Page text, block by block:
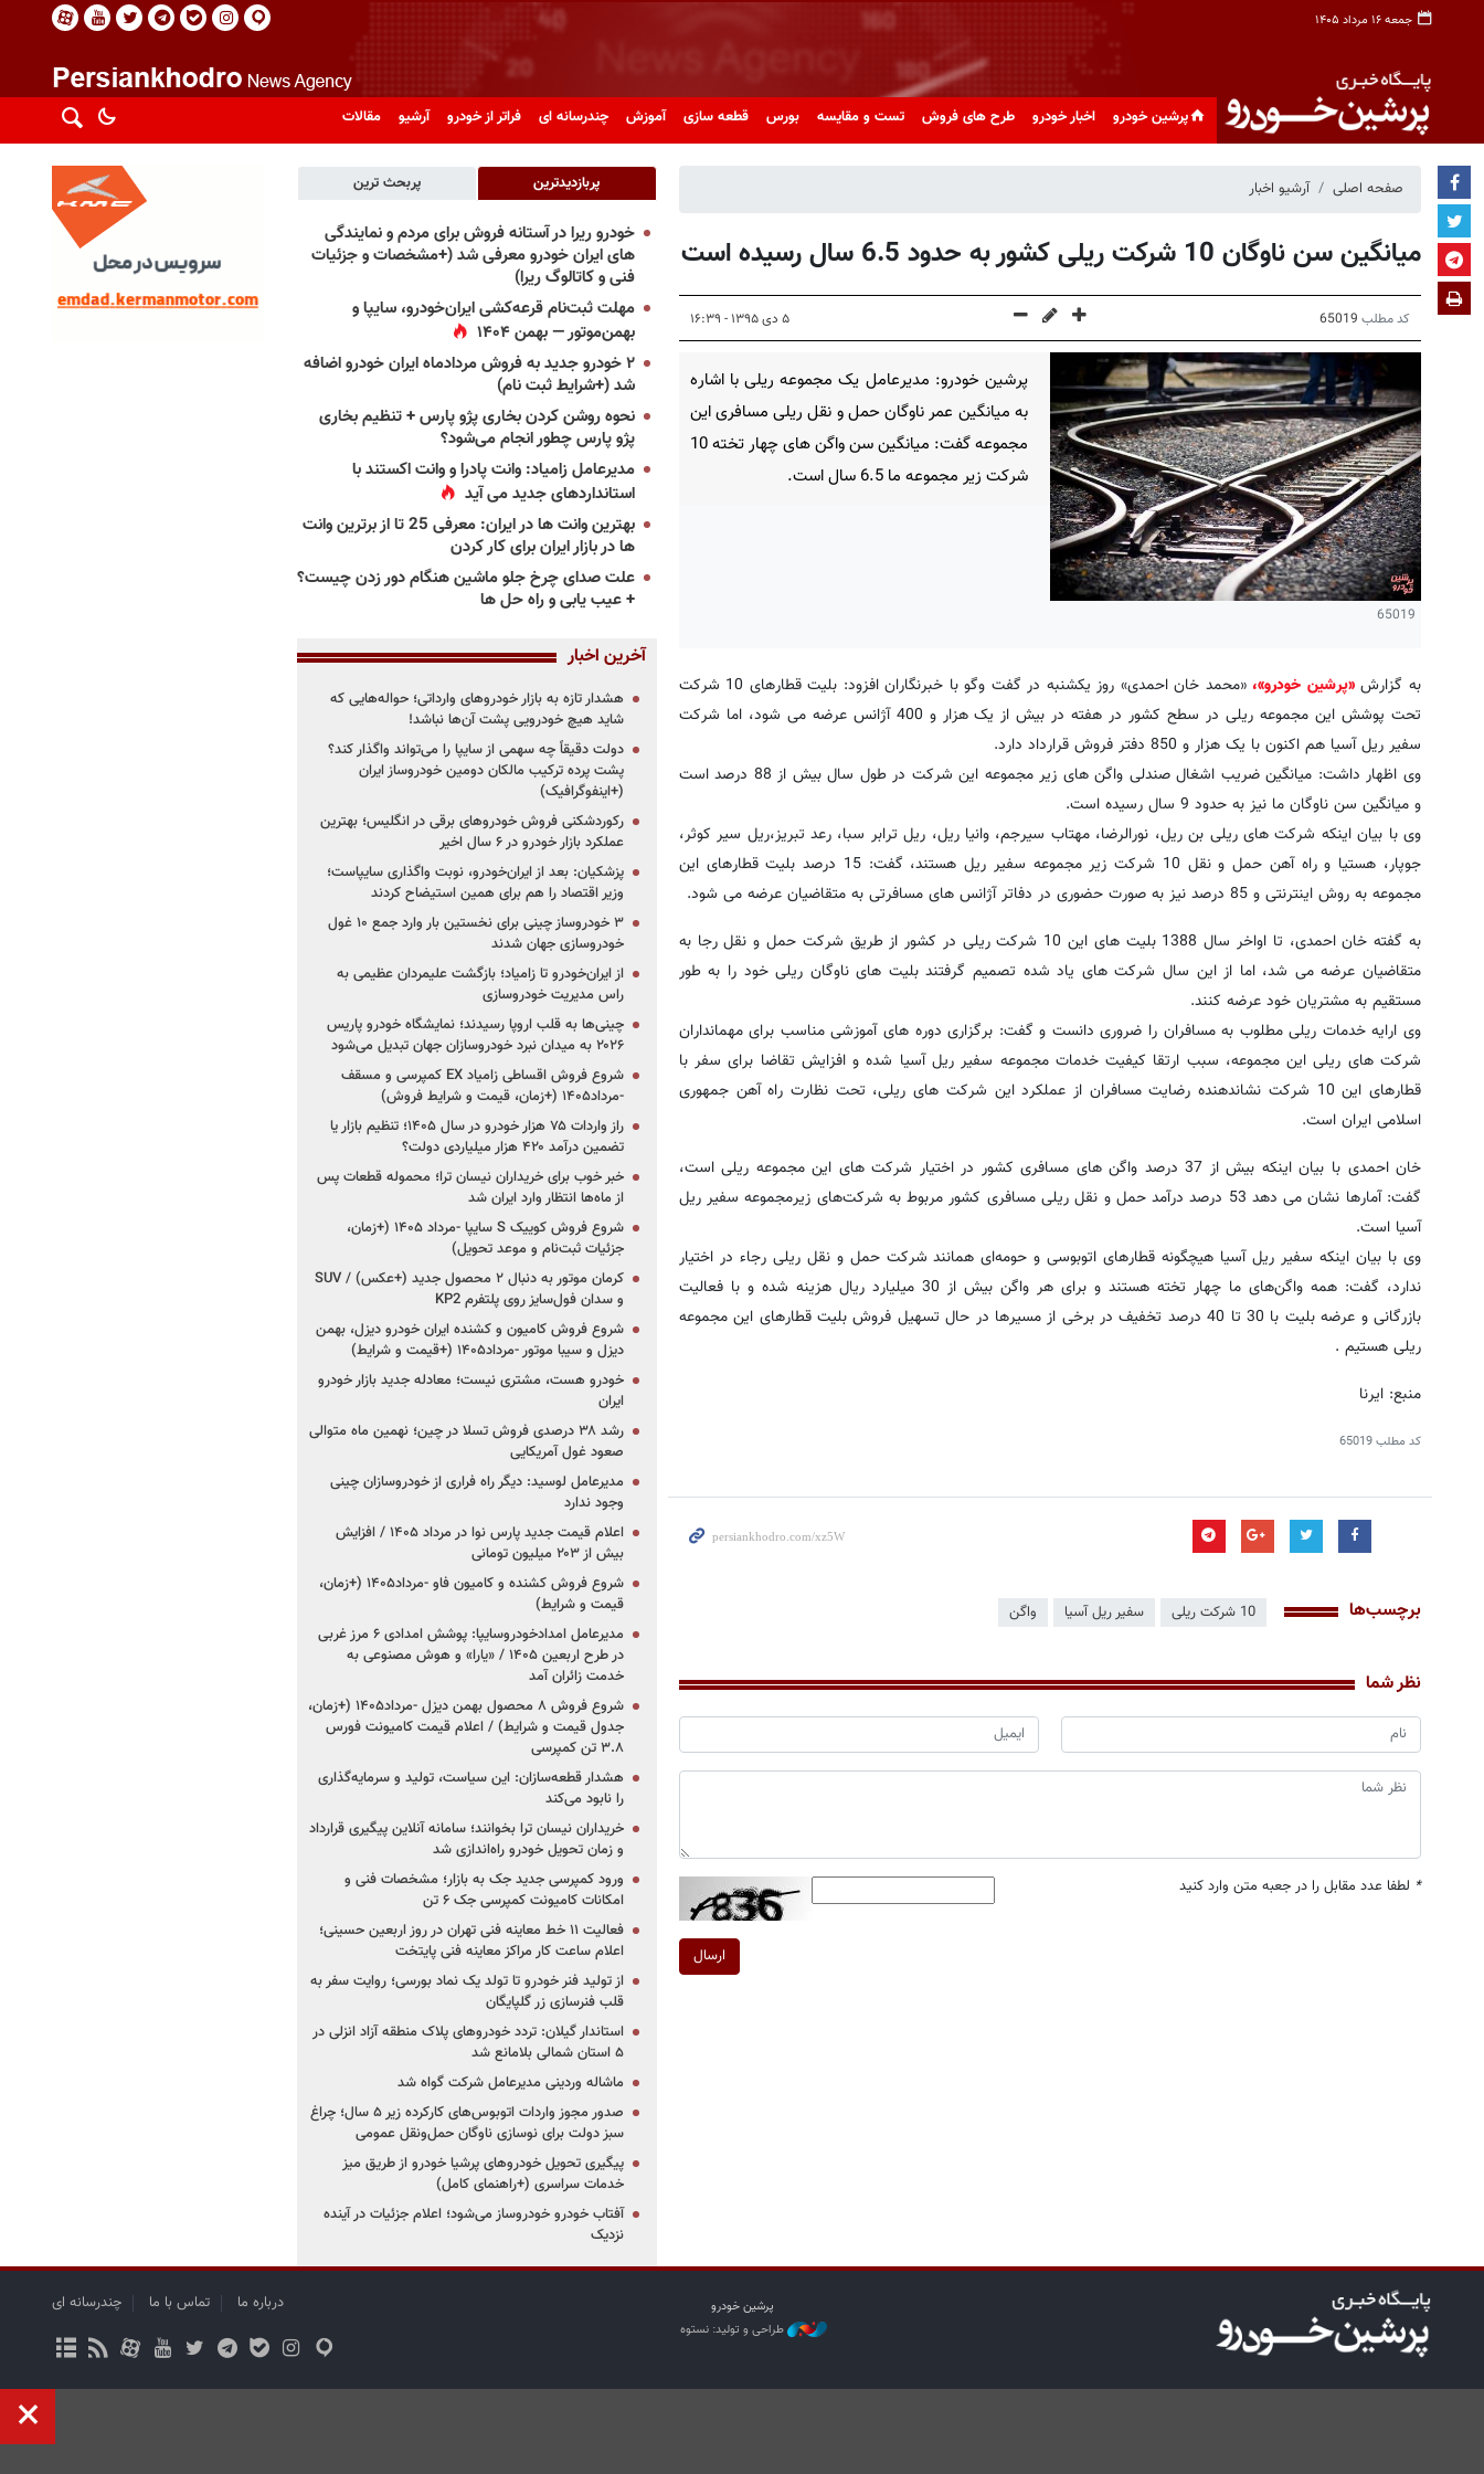
جمعه ۱۶ مرداد ۱۴۰۵
پرشین خودرو اخبار خودرو طرح های فروش تست و مقایسه بورس قطعه سازی آموزش چندرسانه ای فراتر از خودرو آرشیو مقالات
صفحه اصلی آرشیو اخبار
میانگین سن ناوگان 10 شرکت ریلی کشور به حدود 6.5 سال رسیده است
کد مطلب 65019 ۵ دی ۱۳۹۵ - ۱۶:۳۹
65019
پرشین خودرو: مدیرعامل یک مجموعه ریلی با اشاره
به میانگین عمر ناوگان حمل و نقل ریلی مسافری این
مجموعه گفت: میانگین سن واگن های چهار تخته 10
شرکت زیر مجموعه ما 6.5 سال است.
به گزارش«پرشین خودرو»،
«محمد خان احمدی» روز یکشنبه در گفت وگو با خبرنگاران افزود: بلیت قطارهای 10 شرکت
تحت پوشش این مجموعه ریلی در سطح کشور در هفته در بیش از یک هزار و 400 آژانس عرضه می شود، اما شرکت
سفیر ریل آسیا هم اکنون با یک هزار و 850 دفتر فروش قرارداد دارد.
وی اظهار داشت: میانگین ضریب اشغال صندلی واگن های زیر مجموعه این شرکت در طول سال بیش از 88 درصد است
و میانگین سن ناوگان ما نیز به حدود 9 سال رسیده است.
وی با بیان اینکه شرکت های ریلی بن ریل، نورالرضا، مهتاب سیرجم، وانیا ریل، ریل ترابر سبا، رعد تبریز،ریل سیر کوثر،
جوپار، هستیا و راه آهن حمل و نقل 10 شرکت زیر مجموعه سفیر ریل هستند، گفت: 15 درصد بلیت قطارهای این
مجموعه به روش اینترنتی و 85 درصد نیز به صورت حضوری در دفاتر آژانس های مسافرتی به متقاضیان عرضه می شود.
به گفته خان احمدی، تا اواخر سال 1388 بلیت های این 10 شرکت ریلی در کشور از طریق شرکت حمل و نقل رجا به
متقاضیان عرضه می شد، اما از این سال شرکت های یاد شده تصمیم گرفتند بلیت های ناوگان ریلی خود را به طور
مستقیم به مشتریان خود عرضه کنند.
وی ارایه خدمات ریلی مطلوب به مسافران را ضروری دانست و گفت: برگزاری دوره های آموزشی مناسب برای مهمانداران
شرکت های ریلی این مجموعه، سبب ارتقا کیفیت خدمات مجموعه سفیر ریل آسیا شده و افزایش تقاضا برای سفر با
قطارهای این 10 شرکت نشاندهنده رضایت مسافران از عملکرد این شرکت های ریلی، تحت نظارت راه آهن جمهوری
اسلامی ایران است.
خان احمدی با بیان اینکه بیش از 37 درصد واگن های مسافری کشور در اختیار شرکت های این مجموعه ریلی است،
گفت: آمارها نشان می دهد 53 درصد درآمد حمل و نقل ریلی مسافری کشور مربوط به شرکت‌های زیرمجموعه سفیر ریل
آسیا است.
وی با بیان اینکه سفیر ریل آسیا هیچگونه قطارهای اتوبوسی و حومه‌ای همانند شرکت حمل و نقل ریلی رجاء در اختیار
ندارد، گفت: همه واگن‌های ما چهار تخته هستند و برای هر واگن بیش از 30 میلیارد ریال هزینه شده و با فعالیت
بازرگانی و عرضه بلیت با 30 تا 40 درصد تخفیف در برخی از مسیرها در حال تسهیل فروش بلیت قطارهای این مجموعه
ریلی هستیم .
منبع: ایرنا
کد مطلب65019
برچسب‌ها 10 شرکت ریلی سفیر ریل آسیا واگن
نظر شما
* لطفا عدد مقابل را در جعبه متن وارد کنید
ارسال
پربازدیدترین پربحث ترین
خودرو ریرا در آستانه فروش برای مردم و نمایندگی
های ایران خودرو معرفی شد (+مشخصات و جزئیات
فنی و کاتالوگ ریرا)
مهلت ثبت‌نام قرعه‌کشی ایران‌خودرو، سایپا و
بهمن‌موتور — بهمن ۱۴۰۴
۲ خودرو جدید به فروش مردادماه ایران خودرو اضافه
شد (+شرایط ثبت نام)
نحوه روشن کردن بخاری پژو پارس + تنظیم بخاری
پژو پارس چطور انجام می‌شود؟
مدیرعامل زامیاد: وانت پادرا و وانت اکستند با
استانداردهای جدید می آید
بهترین وانت ها در ایران: معرفی 25 تا از برترین وانت
ها در بازار ایران برای کار کردن
علت صدای چرخ جلو ماشین هنگام دور زدن چیست؟
+ عیب یابی و راه حل ها
آخرین اخبار
هشدار تازه به بازار خودروهای وارداتی؛ حواله‌هایی که
شاید هیچ خودرویی پشت آن‌ها نباشد!
دولت دقیقاً چه سهمی از سایپا را می‌تواند واگذار کند؟
پشت پرده ترکیب مالکان دومین خودروساز ایران
(+اینفوگرافیک)
رکوردشکنی فروش خودروهای برقی در انگلیس؛ بهترین
عملکرد بازار خودرو در ۶ سال اخیر
پزشکیان: بعد از ایران‌خودرو، نوبت واگذاری سایپاست؛
وزیر اقتصاد را هم برای همین استیضاح کردند
۳ خودروساز چینی برای نخستین بار وارد جمع ۱۰ غول
خودروسازی جهان شدند
از ایران‌خودرو تا زامیاد؛ بازگشت علیمردان عظیمی به
راس مدیریت خودروسازی
چینی‌ها به قلب اروپا رسیدند؛ نمایشگاه خودرو پاریس
۲۰۲۶ به میدان نبرد خودروسازان جهان تبدیل می‌شود
شروع فروش اقساطی زامیاد EX کمپرسی و مسقف
-مرداد۱۴۰۵ (+زمان، قیمت و شرایط فروش)
راز واردات ۷۵ هزار خودرو در سال ۱۴۰۵؛ تنظیم بازار یا
تضمین درآمد ۴۲۰ هزار میلیاردی دولت؟
خبر خوب برای خریداران نیسان ترا؛ محموله قطعات پس
از ماه‌ها انتظار وارد ایران شد
شروع فروش کوییک S سایپا -مرداد ۱۴۰۵ (+زمان،
جزئیات ثبت‌نام و موعد تحویل)
کرمان موتور به دنبال ۲ محصول جدید (+عکس) / SUV
و سدان فول‌سایز روی پلتفرم KP2
شروع فروش کامیون و کشنده ایران خودرو دیزل، بهمن
دیزل و سیبا موتور -مرداد۱۴۰۵ (+قیمت و شرایط)
خودرو هست، مشتری نیست؛ معادله جدید بازار خودرو
ایران
رشد ۳۸ درصدی فروش تسلا در چین؛ نهمین ماه متوالی
صعود غول آمریکایی
مدیرعامل لوسید: دیگر راه فراری از خودروسازان چینی
وجود ندارد
اعلام قیمت جدید پارس نوا در مرداد ۱۴۰۵ / افزایش
بیش از ۲۰۳ میلیون تومانی
شروع فروش کشنده و کامیون فاو -مرداد۱۴۰۵ (+زمان،
قیمت و شرایط)
مدیرعامل امدادخودروسایپا: پوشش امدادی ۶ مرز غربی
در طرح اربعین ۱۴۰۵ / «یارا» و هوش مصنوعی به
خدمت زائران آمد
شروع فروش ۸ محصول بهمن دیزل -مرداد۱۴۰۵ (+زمان،
جدول قیمت و شرایط) / اعلام قیمت کامیونت فورس
۳.۸ تن کمپرسی
هشدار قطعه‌سازان: این سیاست، تولید و سرمایه‌گذاری
را نابود می‌کند
خریداران نیسان ترا بخوانند؛ سامانه آنلاین پیگیری قرارداد
و زمان تحویل خودرو راه‌اندازی شد
ورود کمپرسی جدید جک به بازار؛ مشخصات فنی و
امکانات کامیونت کمپرسی جک ۶ تن
فعالیت ۱۱ خط معاینه فنی تهران در روز اربعین حسینی؛
اعلام ساعت کار مراکز معاینه فنی پایتخت
از تولید فنر خودرو تا تولد یک نماد بورسی؛ روایت سفر به
قلب فنرسازی زر گلپایگان
استاندار گیلان: تردد خودروهای پلاک منطقه آزاد انزلی در
۵ استان شمالی بلامانع شد
ماشاله وردینی مدیرعامل شرکت گواه شد
صدور مجوز واردات اتوبوس‌های کارکرده زیر ۵ سال؛ چراغ
سبز دولت برای نوسازی ناوگان حمل‌ونقل عمومی
پیگیری تحویل خودروهای پرشیا خودرو از طریق میز
خدمات سراسری (+راهنمای کامل)
آفتاب خودرو خودروساز می‌شود؛ اعلام جزئیات در آینده
نزدیک
پرشین خودرو
طراحی و تولید: نستوه
درباره ما تماس با ما چندرسانه ای